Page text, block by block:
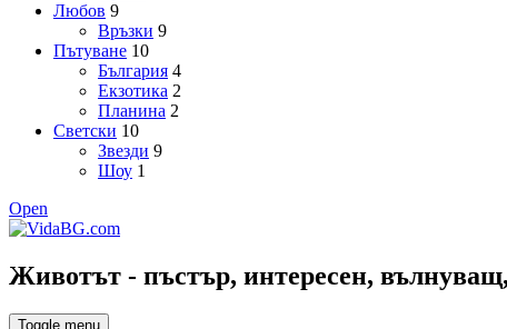
Любов 9
Връзки 9
Пътуване 10
България 4
Екзотика 2
Планина 2
Светски 10
Звезди 9
Шоу 1
Open
Животът - пъстър, интересен,
Toggle menu